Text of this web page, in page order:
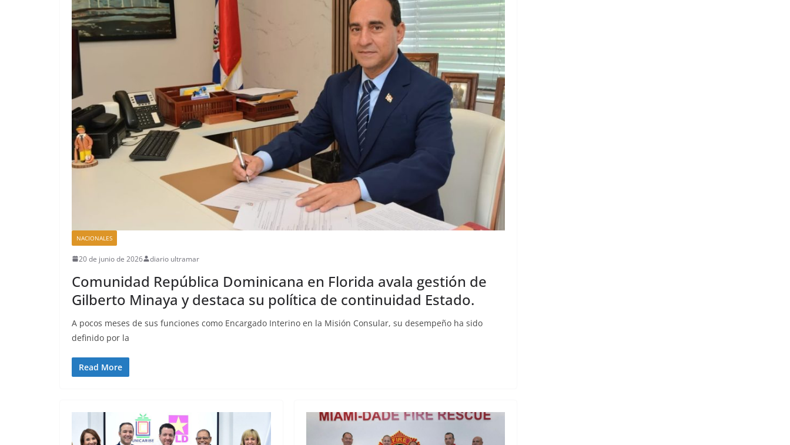
NACIONALES
20 de junio de 2026 diario ultramar
Comunidad República Dominicana en Florida avala gestión de
Gilberto Minaya y destaca su política de continuidad Estado.
A pocos meses de sus funciones como Encargado Interino en la Misión Consular, su desempeño ha sido
definido por la
Read More